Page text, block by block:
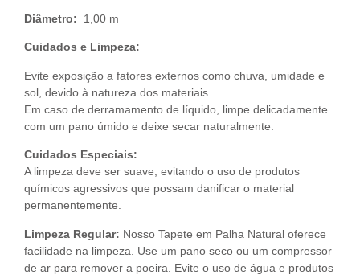
Diâmetro: 1,00 m
Cuidados e Limpeza:
Evite exposição a fatores externos como chuva, umidade e
sol, devido à natureza dos materiais.
Em caso de derramamento de líquido, limpe delicadamente
com um pano úmido e deixe secar naturalmente.
Cuidados Especiais:
A limpeza deve ser suave, evitando o uso de produtos
químicos agressivos que possam danificar o material
permanentemente.
Limpeza Regular: Nosso Tapete em Palha Natural oferece
facilidade na limpeza. Use um pano seco ou um compressor
de ar para remover a poeira. Evite o uso de água e produtos